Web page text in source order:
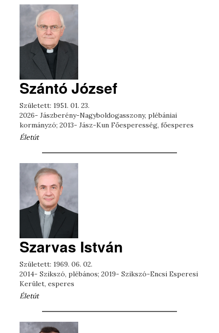
Szántó József
Született: 1951. 01. 23.
2026- Jászberény-Nagyboldogasszony, plébániai
kormányzó; 2013- Jász-Kun Főesperesség, főesperes
Életút
Szarvas István
Született: 1969. 06. 02.
2014- Szikszó, plébános; 2019- Szikszó-Encsi Esperesi
Kerület, esperes
Életút